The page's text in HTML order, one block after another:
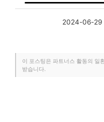
2024-06-29
이 포스팅은 파트너스 활동의 일
받습니다.